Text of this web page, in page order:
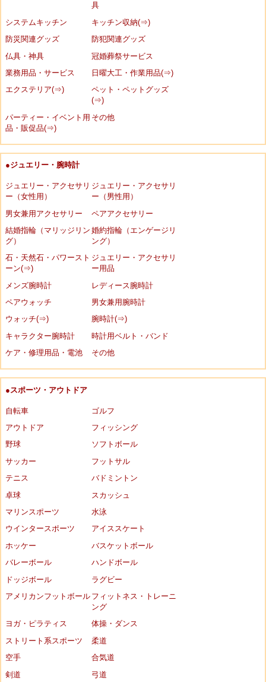
具
システムキッチン
キッチン収納(⇒)
防災関連グッズ
防犯関連グッズ
仏具・神具
冠婚葬祭サービス
業務用品・サービス
日曜大工・作業用品(⇒)
エクステリア(⇒)
ペット・ペットグッズ
(⇒)
パーティー・イベント用
品・販促品(⇒)
その他
●ジュエリー・腕時計
ジュエリー・アクセサリ
ー（女性用）
ジュエリー・アクセサリ
ー（男性用）
男女兼用アクセサリー
ペアアクセサリー
結婚指輪（マリッジリン
グ）
婚約指輪（エンゲージリ
ング）
石・天然石・パワースト
ーン(⇒)
ジュエリー・アクセサリ
ー用品
メンズ腕時計
レディース腕時計
ペアウォッチ
男女兼用腕時計
ウォッチ(⇒)
腕時計(⇒)
キャラクター腕時計
時計用ベルト・バンド
ケア・修理用品・電池
その他
●スポーツ・アウトドア
自転車
ゴルフ
アウトドア
フィッシング
野球
ソフトボール
サッカー
フットサル
テニス
バドミントン
卓球
スカッシュ
マリンスポーツ
水泳
ウインタースポーツ
アイススケート
ホッケー
バスケットボール
バレーボール
ハンドボール
ドッジボール
ラグビー
アメリカンフットボール フィットネス・トレーニ
ング
ヨガ・ピラティス
体操・ダンス
ストリート系スポーツ
柔道
空手
合気道
剣道
弓道